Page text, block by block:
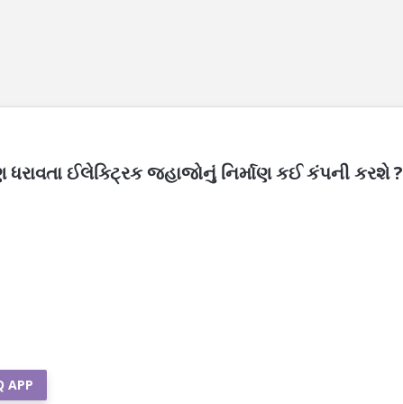
ઈલેક્ટ્રિક જહાજોનું નિર્માણ કઈ કંપની કરશે ?
APP